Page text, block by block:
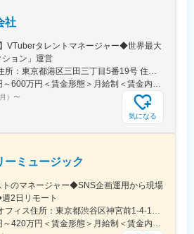
「”音”と”声”で新しい価値を創造する」をミ
・ナレーター・VTuberなど音声領域に特化
営を行っています。
める業務
社
VTuberタレントマネージャー◆世界最大
ョン」運営
） 〜
気になる
ーミュージック
のマネージャー◆SNS企画運用から現場
2日リモート